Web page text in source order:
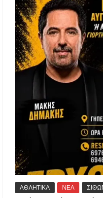
ΑΘΛΗΤΙΚΑ ΝΕΑ